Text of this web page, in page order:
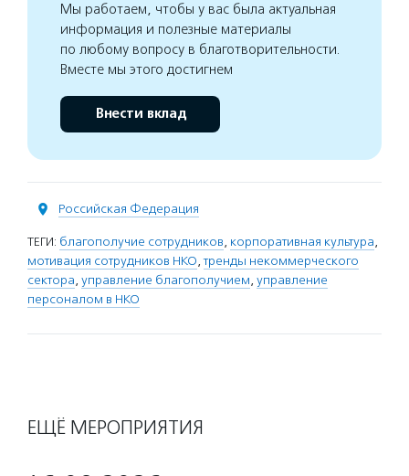
Мы работаем, чтобы у вас была актуальная
информация и полезные материалы
по любому вопросу в благотворительности.
Вместе мы этого достигнем
Внести вклад
Российская Федерация
ТЕГИ: благополучие сотрудников, корпоративная культура,
мотивация сотрудников НКО,тренды некоммерческого
сектора, управление благополучием, управление
персоналом в НКО
ЕЩЁ МЕРОПРИЯТИЯ